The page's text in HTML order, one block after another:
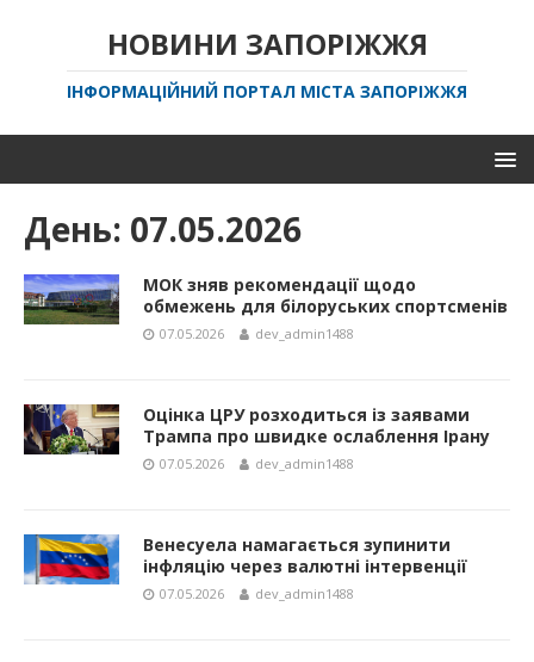
НОВИНИ ЗАПОРІЖЖЯ
ІНФОРМАЦІЙНИЙ ПОРТАЛ МІСТА ЗАПОРІЖЖЯ
День: 07.05.2026
МОК зняв рекомендації щодо
обмежень для білоруських спортсменів
07.05.2026 dev_admin1488
Оцінка ЦРУ розходиться із заявами
Трампа про швидке ослаблення Ірану
07.05.2026 dev_admin1488
Венесуела намагається зупинити
інфляцію через валютні інтервенції
07.05.2026 dev_admin1488